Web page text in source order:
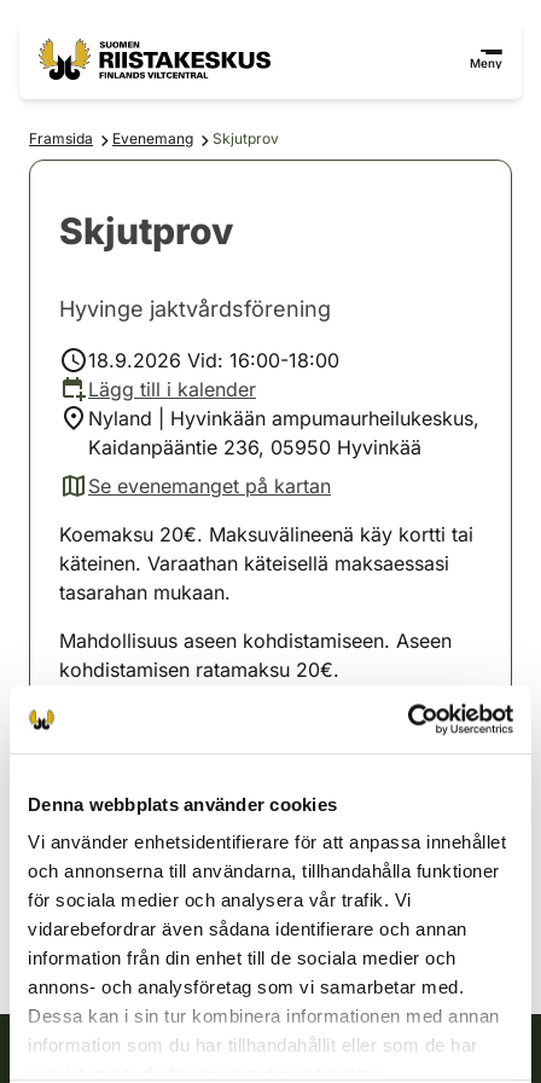
Denna webbplats använder cookies
Vi använder enhetsidentifierare för att anpassa innehållet
och annonserna till användarna, tillhandahålla funktioner
för sociala medier och analysera vår trafik. Vi
vidarebefordrar även sådana identifierare och annan
information från din enhet till de sociala medier och
annons- och analysföretag som vi samarbetar med.
Dessa kan i sin tur kombinera informationen med annan
information som du har tillhandahållit eller som de har
Meny
Framsida Evenemang Skjutprov
Skjutprov
Hyvinge jaktvårdsförening
18.9.2026 Vid: 16:00-18:00
Lägg till i kalender
Nyland | Hyvinkään ampumaurheilukeskus,
Kaidanpääntie 236, 05950 Hyvinkää
Se evenemanget på kartan
(avautuu uuteen välilehteen)
Koemaksu 20€. Maksuvälineenä käy kortti tai
käteinen. Varaathan käteisellä maksaessasi
tasarahan mukaan.
Mahdollisuus aseen kohdistamiseen. Aseen
kohdistamisen ratamaksu 20€.
Nyland
040 1202079
hyvinkaa@rhy.riista.fi